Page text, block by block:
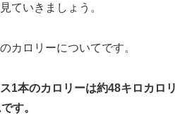
ていきましょう。
カロリーについてです。
1本のカロリーは約48キロカロリ
す。